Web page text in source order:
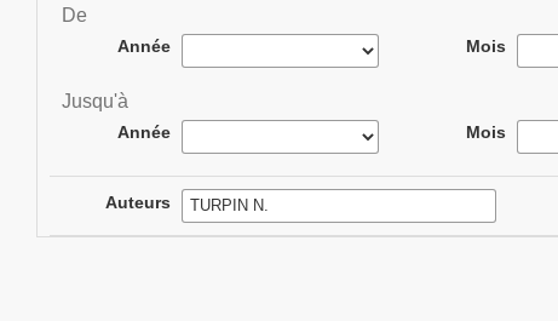
De
Année Mois
Jusqu'à
Année Mois
Auteurs